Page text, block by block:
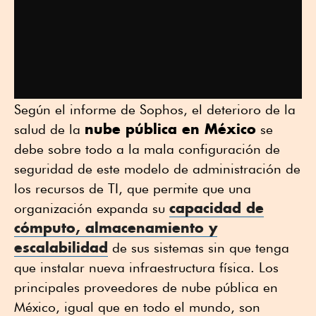
Según el informe de Sophos, el deterioro de la
salud de la nube pública en México se
debe sobre todo a la mala configuración de
seguridad de este modelo de administración de
los recursos de TI, que permite que una
organización expanda su capacidad de
cómputo, almacenamiento y
escalabilidad de sus sistemas sin que tenga
que instalar nueva infraestructura física. Los
principales proveedores de nube pública en
México, igual que en todo el mundo, son